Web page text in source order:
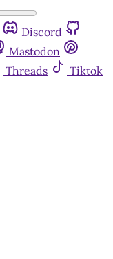
Discord
Mastodon
Threads
Tiktok